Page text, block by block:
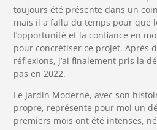
toujours été présente dans un
mais il a fallu du temps pour que
l’opportunité et la confiance en
pour concrétiser ce projet. Après
réflexions, j’ai finalement pris la
pas en 2022.
Le Jardin Moderne, avec son
propre, représente pour moi un
premiers mois ont été intenses,